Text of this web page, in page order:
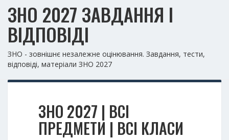
ЗНО 2027 ЗАВДАННЯ І
ВІДПОВІДІ
ЗНО - зовнішнє незалежне оцінювання. Завдання, тести,
відповіді, матеріали ЗНО 2027
ЗНО 2027 | ВСІ
ПРЕДМЕТИ | ВСІ КЛАСИ